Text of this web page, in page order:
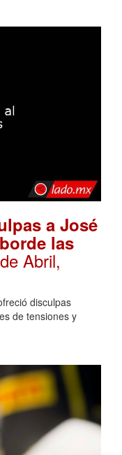
a José
las
Abril,
disculpas
de tensiones y